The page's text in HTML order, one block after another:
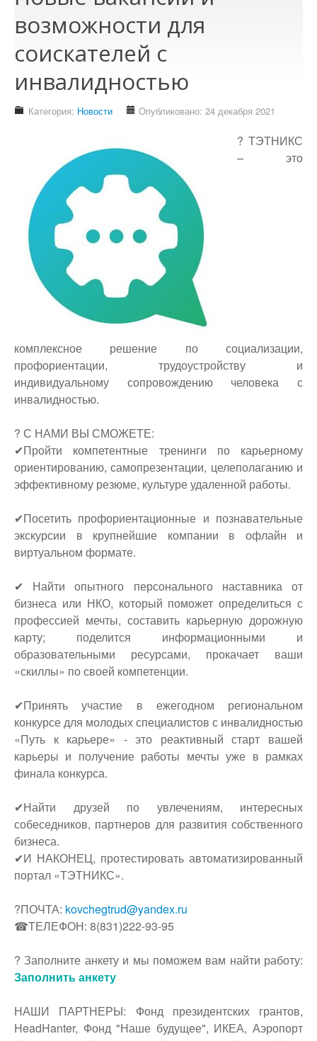
Доступность - что это?
Наш аудит доступности
Подтверждение доступности
Наши проекты
Публикации
Our publication
Контакты
Our contact
возможности для
соискателей с
инвалидностью
Категория: Новости Опубликовано: 24 декабря 2021
? ТЭТНИКС
– это
комплексное решение по социализации,
профориентации, трудоустройству и
индивидуальному сопровождению человека с
инвалидностью.
? С НАМИ ВЫ СМОЖЕТЕ:
✔Пройти компетентные тренинги по карьерному
ориентированию, самопрезентации, целеполаганию и
эффективному резюме, культуре удаленной работы.
✔Посетить профориентационные и познавательные
экскурсии в крупнейшие компании в офлайн и
виртуальном формате.
✔ Найти опытного персонального наставника от
бизнеса или НКО, который поможет определиться с
профессией мечты, составить карьерную дорожную
карту; поделится информационными и
образовательными ресурсами, прокачает ваши
«скиллы» по своей компетенции.
✔Принять участие в ежегодном региональном
конкурсе для молодых специалистов с инвалидностью
«Путь к карьере» - это реактивный старт вашей
карьеры и получение работы мечты уже в рамках
финала конкурса.
✔Найти друзей по увлечениям, интересных
собеседников, партнеров для развития собственного
бизнеса.
✔И НАКОНЕЦ, протестировать автоматизированный
портал «ТЭТНИКС».
?ПОЧТА: kovchegtrud@yandex.ru
☎ТЕЛЕФОН: 8(831)222-93-95
? Заполните анкету и мы поможем вам найти работу:
Заполнить анкету
НАШИ ПАРТНЕРЫ: Фонд президентских грантов,
HeadHanter, Фонд "Наше будущее", ИКЕА, Аэропорт